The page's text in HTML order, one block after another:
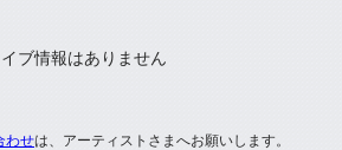
ブ情報はありません
わせは、アーティストさまへお願いします。